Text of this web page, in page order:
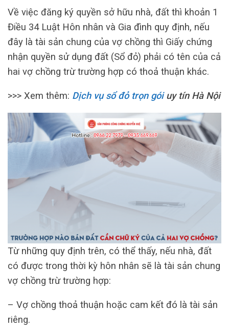
Về việc đăng ký quyền sở hữu nhà, đất thì khoản 1
Điều 34 Luật Hôn nhân và Gia đình quy định, nếu
đây là tài sản chung của vợ chồng thì Giấy chứng
nhận quyền sử dụng đất (Sổ đỏ) phải có tên của cả
hai vợ chồng trừ trường hợp có thoả thuận khác.
>>> Xem thêm: Dịch vụ sổ đỏ trọn góiuy tín Hà Nội
Từ những quy định trên, có thể thấy, nếu nhà, đất
có được trong thời kỳ hôn nhân sẽ là tài sản chung
vợ chồng trừ trường hợp:
– Vợ chồng thoả thuận hoặc cam kết đó là tài sản
riêng.